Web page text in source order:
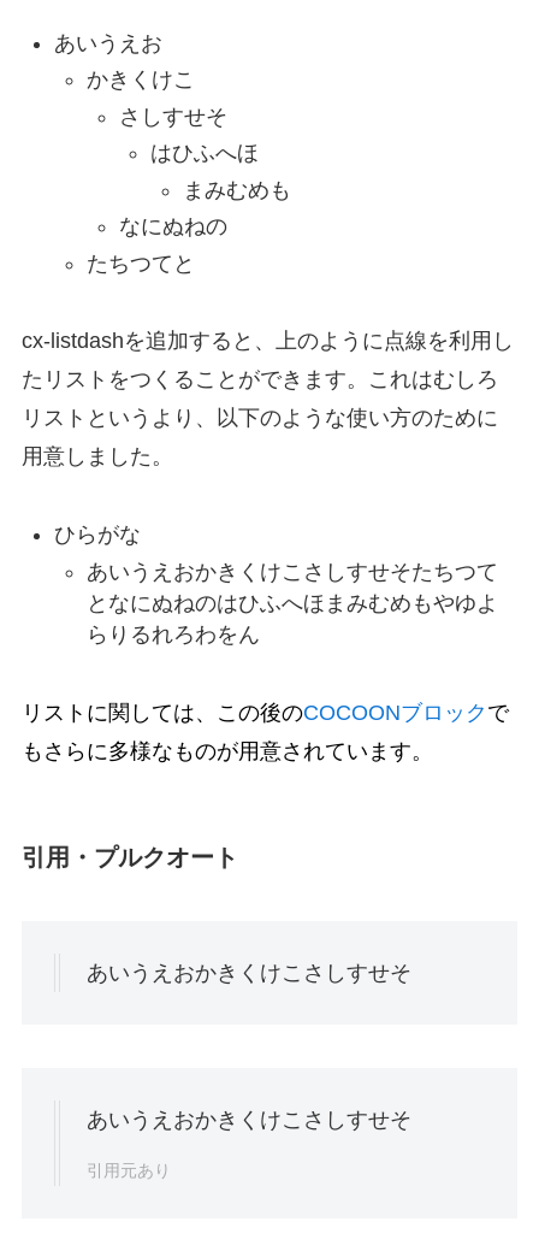
あいうえお
かきくけこ
さしすせそ
はひふへほ
まみむめも
なにぬねの
たちつてと
cx-listdashを追加すると、上のように点線を利用し
たリストをつくることができます。これはむしろ
リストというより、以下のような使い方のために
用意しました。
ひらがな
あいうえおかきくけこさしすせそたちつて
となにぬねのはひふへほまみむめもやゆよ
らりるれろわをん
リストに関しては、この後のCOCOONブロック で
もさらに多様なものが用意されています。
引用・プルクオート
あいうえおかきくけこさしすせそ
あいうえおかきくけこさしすせそ
引用元あり